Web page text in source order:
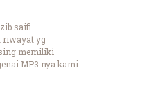
saifi
riwayat yg
memiliki
MP3 nya kami